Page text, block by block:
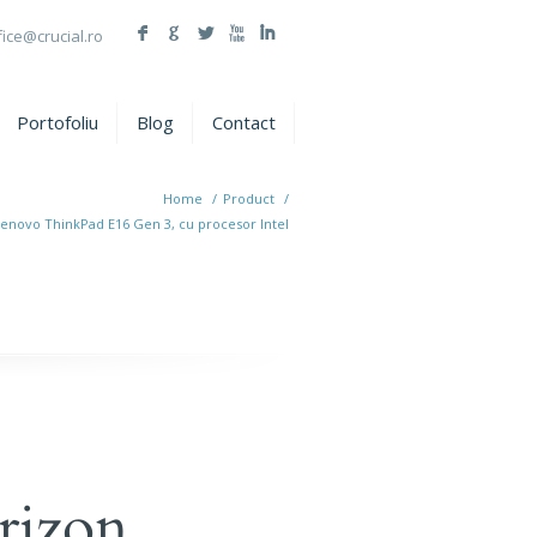
F G L X I
Portofoliu Blog Contact
Home / Product /
ThinkPad E16 Gen 3, cu procesor Intel